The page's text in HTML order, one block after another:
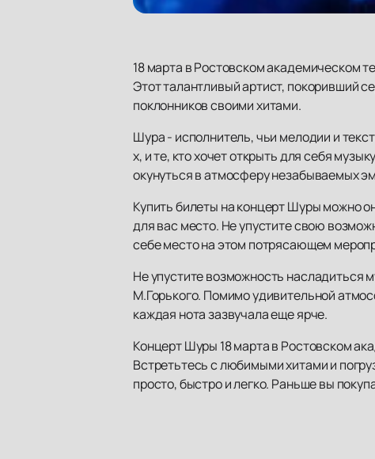
18 марта в Ростовском академическом
Этот талантливый артист, покоривший
поклонников своими хитами.
Шура - исполнитель, чьи мелодии и
х, и те, кто хочет открыть для себя
окунуться в атмосферу незабываемых
Купить билеты на концерт Шуры можно
для вас место. Не упустите свою
себе место на этом потрясающем
Не упустите возможность
М.Горького. Помимо удивительной
каждая нота зазвучала еще ярче.
Концерт Шуры 18 марта в Ростовском
Встретьтесь с любимыми хитами и
просто, быстро и легко. Раньше вы